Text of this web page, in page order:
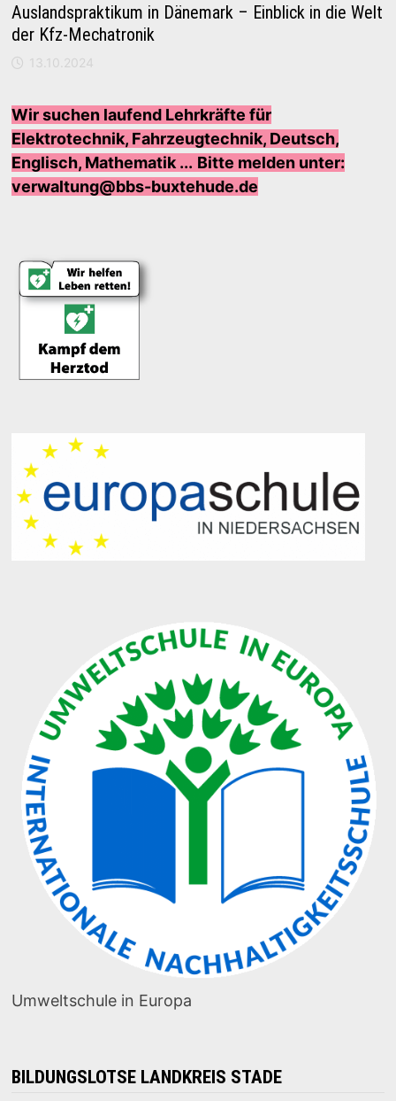
Auslandspraktikum in Dänemark – Einblick in die Welt
der Kfz-Mechatronik
13.10.2024
Wir suchen laufend Lehrkräfte für
Elektrotechnik, Fahrzeugtechnik, Deutsch,
Englisch, Mathematik ... Bitte melden unter:
verwaltung@bbs-buxtehude.de
Umweltschule in Europa
BILDUNGSLOTSE LANDKREIS STADE